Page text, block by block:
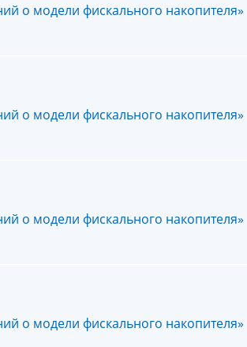
о модели фискального накопителя»
о модели фискального накопителя»
о модели фискального накопителя»
о модели фискального накопителя»